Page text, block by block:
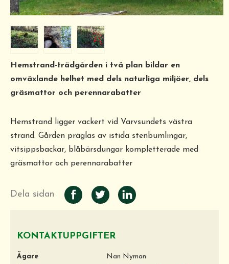
Hemstrand-trädgården i två plan bildar en
omväxlande helhet med dels naturliga miljöer, dels
gräsmattor och perennarabatter
Hemstrand ligger vackert vid Varvsundets västra
strand. Gården präglas av istida stenbumlingar,
vitsippsbackar, blåbärsdungar kompletterade med
gräsmattor och perennarabatter
Dela sidan
KONTAKTUPPGIFTER
Ägare
Nan Nyman